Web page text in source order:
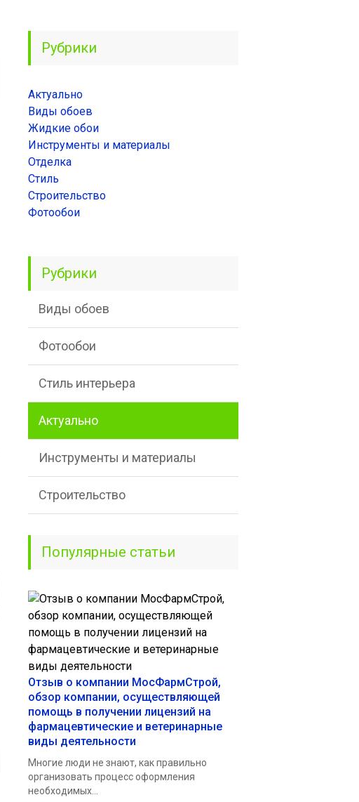
Рубрики
Актуально
Виды обоев
Жидкие обои
Инструменты и материалы
Отделка
Стиль
Строительство
Фотообои
Рубрики
Виды обоев
Фотообои
Стиль интерьера
Актуально
Инструменты и материалы
Строительство
Популярные статьи
Отзыв о компании МосФармСтрой,
обзор компании, осуществляющей
помощь в получении лицензий на
фармацевтические и ветеринарные
виды деятельности
Многие люди не знают, как правильно
организовать процесс оформления
необходимых...